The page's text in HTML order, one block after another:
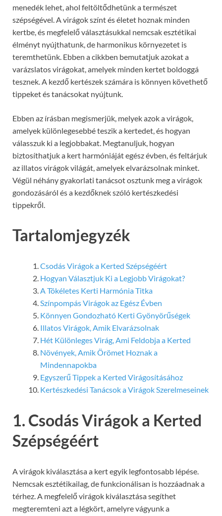
menedék lehet, ahol feltöltődhetünk a természet
szépségével. A virágok színt és életet hoznak minden
kertbe, és megfelelő választásukkal nemcsak esztétikai
élményt nyújthatunk, de harmonikus környezetet is
teremthetünk. Ebben a cikkben bemutatjuk azokat a
varázslatos virágokat, amelyek minden kertet boldoggá
tesznek. A kezdő kertészek számára is könnyen követhető
tippeket és tanácsokat nyújtunk.
Ebben az írásban megismerjük, melyek azok a virágok,
amelyek különlegesebbé teszik a kertedet, és hogyan
válasszuk ki a legjobbakat. Megtanuljuk, hogyan
biztosíthatjuk a kert harmóniáját egész évben, és feltárjuk
az illatos virágok világát, amelyek elvarázsolnak minket.
Végül néhány gyakorlati tanácsot osztunk meg a virágok
gondozásáról és a kezdőknek szóló kertészkedési
tippekről.
Tartalomjegyzék
Csodás Virágok a Kerted Szépségéért
Hogyan Választjuk Ki a Legjobb Virágokat?
A Tökéletes Kerti Harmónia Titka
Színpompás Virágok az Egész Évben
Könnyen Gondozható Kerti Gyönyörűségek
Illatos Virágok, Amik Elvarázsolnak
Hét Különleges Virág, Ami Feldobja a Kerted
Növények, Amik Örömet Hoznak a
Mindennapokba
Egyszerű Tippek a Kerted Virágosításához
Kertészkedési Tanácsok a Virágok Szerelmeseinek
1. Csodás Virágok a Kerted
Szépségéért
A virágok kiválasztása a kert egyik legfontosabb lépése.
Nemcsak esztétikailag, de funkcionálisan is hozzáadnak a
térhez. A megfelelő virágok kiválasztása segíthet
megteremteni azt a légkört, amelyre vágyunk a